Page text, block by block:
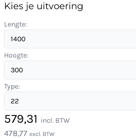
Kies je uitvoering
Lengte:
Hoogte:
Type:
579,31 incl. BTW
478,77 excl. BTW